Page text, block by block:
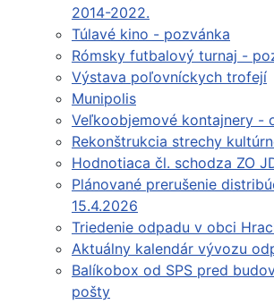
2014-2022.
Túlavé kino - pozvánka
Rómsky futbalový turnaj -
Výstava poľovníckych trofejí
Munipolis
Veľkoobjemové kontajnery -
Rekonštrukcia strechy
Hodnotiaca čl. schodza ZO
Plánované prerušenie
15.4.2026
Triedenie odpadu v obci
Aktuálny kalendár vývozu
Balíkobox od SPS pred
pošty